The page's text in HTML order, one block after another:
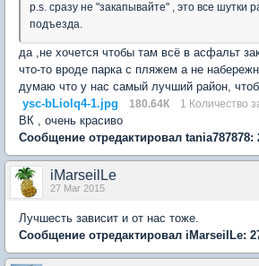
p.s. сразу не "закапывайте" , это все шутки
подъезда.
да ,не хочется чтобы там всё в асфальт
что-то вроде парка с пляжем а не
думаю что у нас самый лучший район,
ysc-bLiolq4-1.jpg
180.64К 1 Количество
ВК , очень красиво
Сообщение отредактировал tania787878:
iMarseilLe
27 Mar 2015
Лучшесть зависит и от нас тоже.
Сообщение отредактировал iMarseilLe: